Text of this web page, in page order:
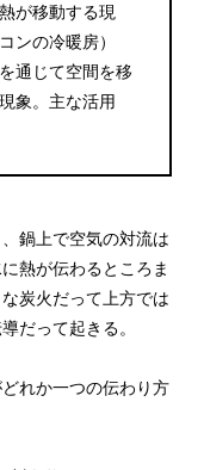
が移動する現
ンの冷暖房）
通じて空間を移
象。主な活用
鍋上で空気の対流は
熱が伝わるところま
炭火だって上方では
だって起きる。
れか一つの伝わり方